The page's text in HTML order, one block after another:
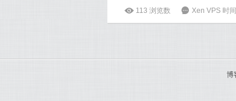
ė 113 浏览数 6 Xen VPS 时
博